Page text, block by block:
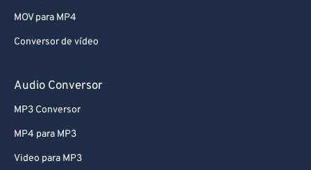
MOV para MP4
Conversor de vídeo
Audio Conversor
MP3 Conversor
MP4 para MP3
Video para MP3